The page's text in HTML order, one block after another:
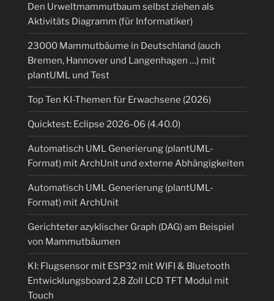
Den Urweltmammutbaum selbst ziehen als
Aktivitäts Diagramm (für Informatiker)
23000 Mammutbäume in Deutschland (auch
Bremen, Hannover und Langenhagen …) mit
plantUML und Test
Top Ten KI-Themen für Erwachsene (2026)
Quicktest: Eclipse 2026-06 (4.40.0)
Automatisch UML Generierung (plantUML-
Format) mit ArchUnit und externe Abhängigkeiten
Automatisch UML Generierung (plantUML-
Format) mit ArchUnit
Gerichteter azyklischer Graph (DAG) am Beispiel
von Mammutbäumen
KI: Flugsensor mit ESP32 mit WIFI & Bluetooth
Entwicklungsboard 2,8 Zoll LCD TFT Modul mit
Touch